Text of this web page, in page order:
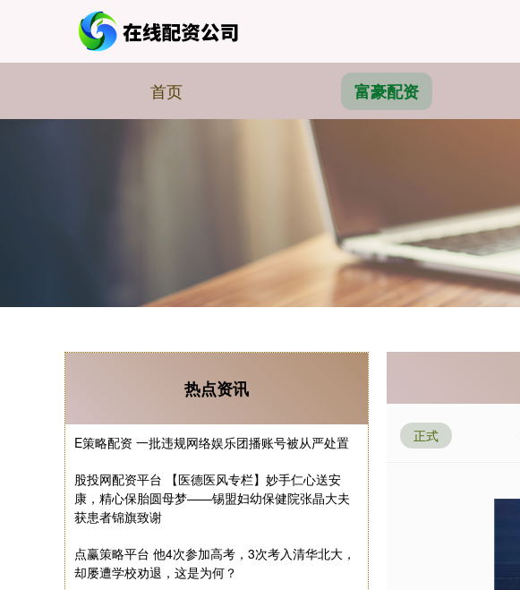
首页 富豪配资
正式
热点资讯
E策略配资 一批违规网络娱乐团播账号被从严处置
股投网配资平台 【医德医风专栏】妙手仁心送安
康，精心保胎圆母梦——锡盟妇幼保健院张晶大夫
获患者锦旗致谢
点赢策略平台 他4次参加高考，3次考入清华北大，
却屡遭学校劝退，这是为何？